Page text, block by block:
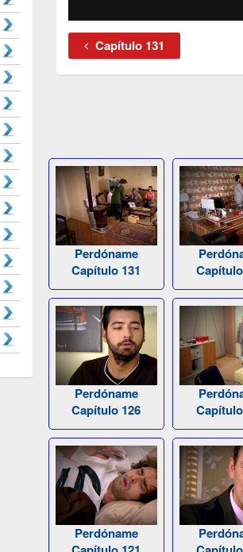
Capítulo 131
Perdóname
Capítulo 131
Perdóname
Capítulo 126
Perdóname